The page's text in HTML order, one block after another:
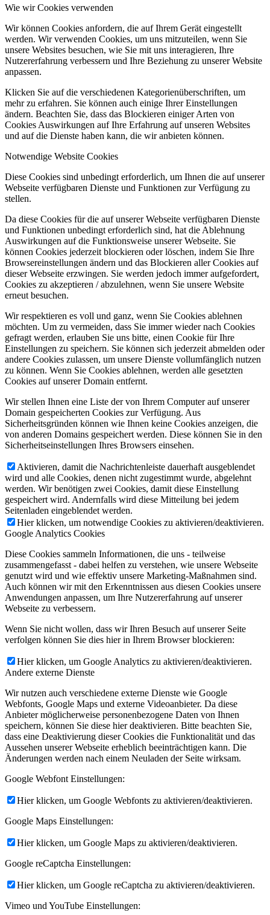
Wie wir Cookies verwenden
Wir können Cookies anfordern, die auf Ihrem Gerät eingestellt
werden. Wir verwenden Cookies, um uns mitzuteilen, wenn Sie
unsere Websites besuchen, wie Sie mit uns interagieren, Ihre
Nutzererfahrung verbessern und Ihre Beziehung zu unserer Website
anpassen.
Klicken Sie auf die verschiedenen Kategorienüberschriften, um
mehr zu erfahren. Sie können auch einige Ihrer Einstellungen
ändern. Beachten Sie, dass das Blockieren einiger Arten von
Cookies Auswirkungen auf Ihre Erfahrung auf unseren Websites
und auf die Dienste haben kann, die wir anbieten können.
Notwendige Website Cookies
Diese Cookies sind unbedingt erforderlich, um Ihnen die auf unserer
Webseite verfügbaren Dienste und Funktionen zur Verfügung zu
stellen.
Da diese Cookies für die auf unserer Webseite verfügbaren Dienste
und Funktionen unbedingt erforderlich sind, hat die Ablehnung
Auswirkungen auf die Funktionsweise unserer Webseite. Sie
können Cookies jederzeit blockieren oder löschen, indem Sie Ihre
Browsereinstellungen ändern und das Blockieren aller Cookies auf
dieser Webseite erzwingen. Sie werden jedoch immer aufgefordert,
Cookies zu akzeptieren / abzulehnen, wenn Sie unsere Website
erneut besuchen.
Wir respektieren es voll und ganz, wenn Sie Cookies ablehnen
möchten. Um zu vermeiden, dass Sie immer wieder nach Cookies
gefragt werden, erlauben Sie uns bitte, einen Cookie für Ihre
Einstellungen zu speichern. Sie können sich jederzeit abmelden oder
andere Cookies zulassen, um unsere Dienste vollumfänglich nutzen
zu können. Wenn Sie Cookies ablehnen, werden alle gesetzten
Cookies auf unserer Domain entfernt.
Wir stellen Ihnen eine Liste der von Ihrem Computer auf unserer
Domain gespeicherten Cookies zur Verfügung. Aus
Sicherheitsgründen können wie Ihnen keine Cookies anzeigen, die
von anderen Domains gespeichert werden. Diese können Sie in den
Sicherheitseinstellungen Ihres Browsers einsehen.
Aktivieren, damit die Nachrichtenleiste dauerhaft ausgeblendet
wird und alle Cookies, denen nicht zugestimmt wurde, abgelehnt
werden. Wir benötigen zwei Cookies, damit diese Einstellung
gespeichert wird. Andernfalls wird diese Mitteilung bei jedem
Seitenladen eingeblendet werden.
Hier klicken, um notwendige Cookies zu aktivieren/deaktivieren.
Google Analytics Cookies
Diese Cookies sammeln Informationen, die uns - teilweise
zusammengefasst - dabei helfen zu verstehen, wie unsere Webseite
genutzt wird und wie effektiv unsere Marketing-Maßnahmen sind.
Auch können wir mit den Erkenntnissen aus diesen Cookies unsere
Anwendungen anpassen, um Ihre Nutzererfahrung auf unserer
Webseite zu verbessern.
Wenn Sie nicht wollen, dass wir Ihren Besuch auf unserer Seite
verfolgen können Sie dies hier in Ihrem Browser blockieren:
Hier klicken, um Google Analytics zu aktivieren/deaktivieren.
Andere externe Dienste
Wir nutzen auch verschiedene externe Dienste wie Google
Webfonts, Google Maps und externe Videoanbieter. Da diese
Anbieter möglicherweise personenbezogene Daten von Ihnen
speichern, können Sie diese hier deaktivieren. Bitte beachten Sie,
dass eine Deaktivierung dieser Cookies die Funktionalität und das
Aussehen unserer Webseite erheblich beeinträchtigen kann. Die
Änderungen werden nach einem Neuladen der Seite wirksam.
Google Webfont Einstellungen:
Hier klicken, um Google Webfonts zu aktivieren/deaktivieren.
Google Maps Einstellungen:
Hier klicken, um Google Maps zu aktivieren/deaktivieren.
Google reCaptcha Einstellungen:
Hier klicken, um Google reCaptcha zu aktivieren/deaktivieren.
Vimeo und YouTube Einstellungen: